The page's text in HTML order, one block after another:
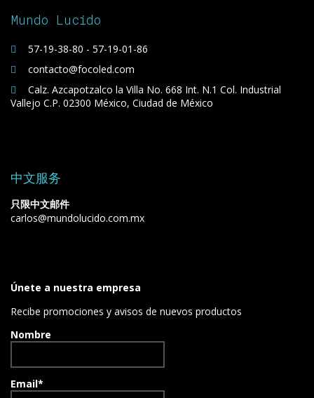
Mundo Lucido
57-19-38-80 - 57-19-01-86
contacto@focoled.com
Calz. Azcapotzalco la Villa No. 668 Int. N.1 Col. Industrial
Vallejo C.P. 02300 México, Ciudad de México
中文服务
只限中文邮件
carlos@mundolucido.com.mx
Únete a nuestra empresa
Recibe promociones y avisos de nuevos productos
Nombre
Email*